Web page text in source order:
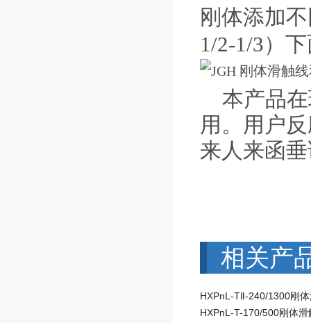
刚体添加
1/2-1/3）
本产品在
用。用户
来人来函
相关产
HXPnL-TⅡ-240/1300刚
HXPnL-T-170/500刚体滑